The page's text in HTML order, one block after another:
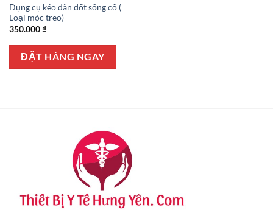
Dụng cụ kéo dãn đốt sống cổ (
Loại móc treo)
350.000₫
ĐẶT HÀNG NGAY